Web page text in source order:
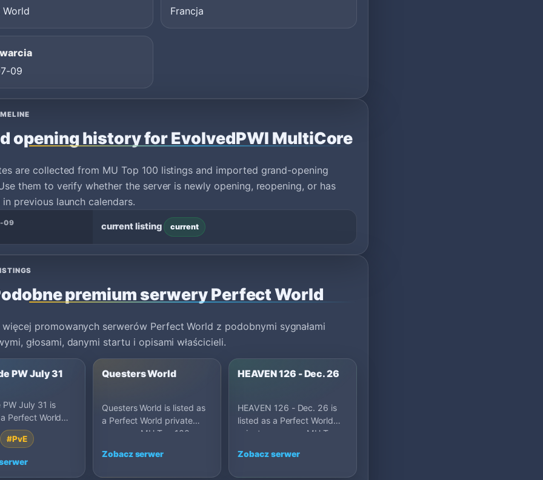
Francja
09
opening history for EvolvedPWI MultiCore
are collected from MU Top 100 listings and imported grand-opening
them to verify whether the server is newly opening, reopening, or has
in previous launch calendars.
09 current listing current
premium serwery Perfect World
więcej promowanych serwerów Perfect World z podobnymi sygnałami
głosami, danymi startu i opisami właścicieli.
PW July 31
PW July 31 is
Perfect World
on MU Top
United S…
#PvE
Questers World
Questers World is listed as
a Perfect World private
server on MU Top 100:
Zobacz serwer
HEAVEN 126 - Dec. 26
HEAVEN 126 - Dec. 26 is
listed as a Perfect World
private server on MU Top
Zobacz serwer